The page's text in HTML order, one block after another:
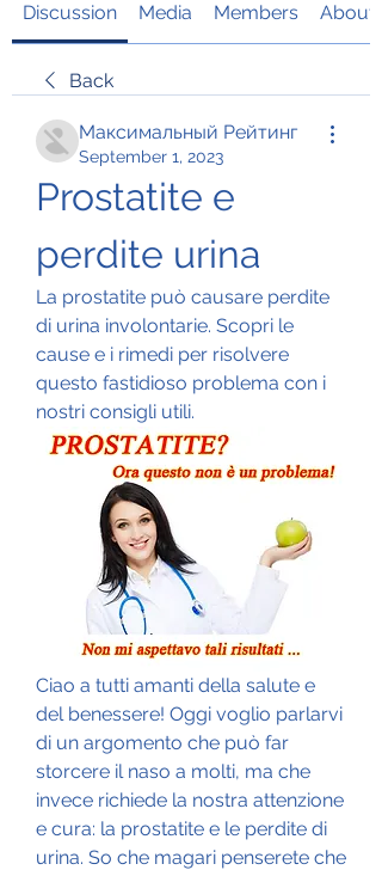
Discussion Media Members About
Back
Максимальный Рейтинг
September 1, 2023
Prostatite e
perdite urina
La prostatite può causare perdite
di urina involontarie. Scopri le
cause e i rimedi per risolvere
questo fastidioso problema con i
nostri consigli utili.
Ciao a tutti amanti della salute e
del benessere! Oggi voglio parlarvi
di un argomento che può far
storcere il naso a molti, ma che
invece richiede la nostra attenzione
e cura: la prostatite e le perdite di
urina. So che magari penserete che